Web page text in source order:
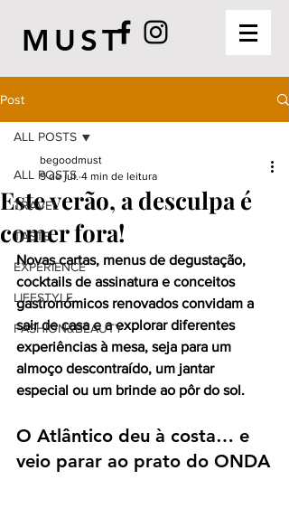
MUST
Post
ALL POSTS
TRAVEL
TASTE
EXPERIENCE
LIFESTYLE
FASHION&BEAUTY
ALL POSTS
Este verão, a desculpa é
comer fora!
begoodmust
9 de jul. 4 min de leitura
Novas cartas, menus de degustação,
cocktails de assinatura e conceitos
gastronómicos renovados convidam a
sair de casa e a explorar diferentes
experiências à mesa, seja para um
almoço descontraído, um jantar
especial ou um brinde ao pôr do sol.
O Atlântico deu à costa… e
veio parar ao prato do ONDA